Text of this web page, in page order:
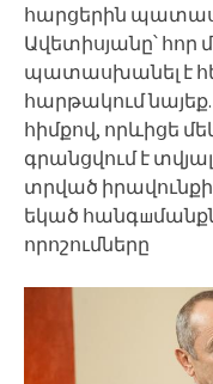
հարցերին
Ավետիսյանը՝ հոր
պատասխանել է
հարթակում նայեք.
հիմքով, որևիցե
գրանցվում է
տրված
եկած
որոշումները